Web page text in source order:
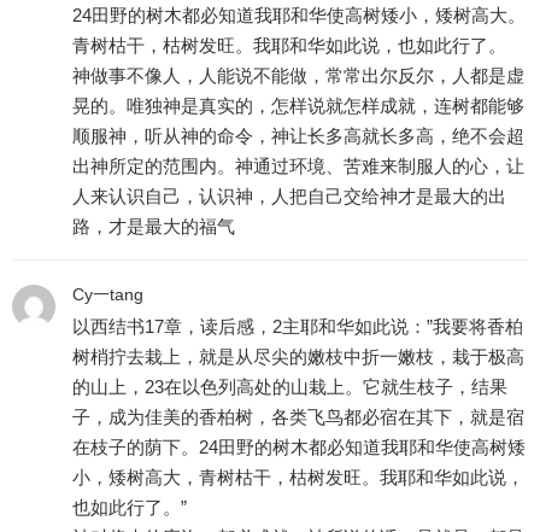
24田野的树木都必知道我耶和华使高树矮小，矮树高大。
青树枯干，枯树发旺。我耶和华如此说，也如此行了。
神做事不像人，人能说不能做，常常出尔反尔，人都是虚
晃的。唯独神是真实的，怎样说就怎样成就，连树都能够
顺服神，听从神的命令，神让长多高就长多高，绝不会超
出神所定的范围内。神通过环境、苦难来制服人的心，让
人来认识自己，认识神，人把自己交给神才是最大的出
路，才是最大的福气
Cy一tang
以西结书17章，读后感，2主耶和华如此说：”我要将香柏
树梢拧去栽上，就是从尽尖的嫩枝中折一嫩枝，栽于极高
的山上，23在以色列高处的山栽上。它就生枝子，结果
子，成为佳美的香柏树，各类飞鸟都必宿在其下，就是宿
在枝子的荫下。24田野的树木都必知道我耶和华使高树矮
小，矮树高大，青树枯干，枯树发旺。我耶和华如此说，
也如此行了。”